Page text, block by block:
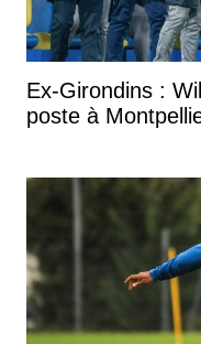
Ex-Girondins :
poste à